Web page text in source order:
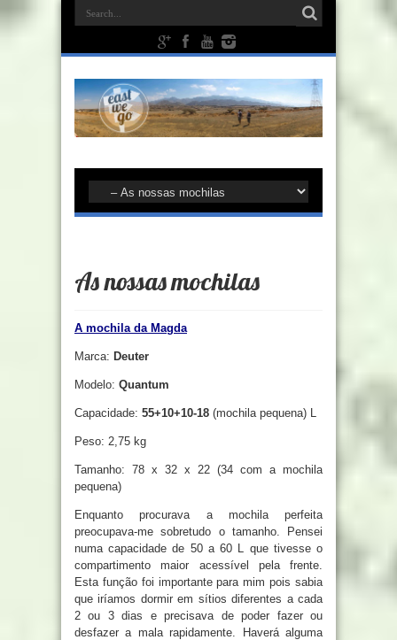
As nossas mochilas
A mochila da Magda
Marca: Deuter
Modelo: Quantum
Capacidade: 55+10+10-18 (mochila pequena) L
Peso: 2,75 kg
Tamanho: 78 x 32 x 22 (34 com a mochila
pequena)
Enquanto procurava a mochila perfeita
preocupava-me sobretudo o tamanho. Pensei
numa capacidade de 50 a 60 L que tivesse o
compartimento maior acessível pela frente.
Esta função foi importante para mim pois sabia
que iríamos dormir em sítios diferentes a cada
2 ou 3 dias e precisava de poder fazer ou
desfazer a mala rapidamente. Haverá alguma